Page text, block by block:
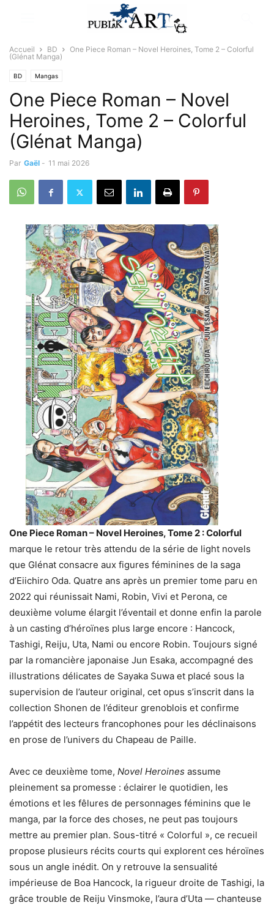
Accueil BD
One Piece Roman – Novel Heroines, Tome 2 – Colorful
(Glénat Manga)
BD Mangas
One Piece Roman – Novel
Heroines, Tome 2 – Colorful
(Glénat Manga)
Par Gaël - 11 mai 2026
One Piece Roman – Novel Heroines, Tome 2 : Colorful
marque le retour très attendu de la série de light novels
que Glénat consacre aux figures féminines de la saga
d’Eiichiro Oda. Quatre ans après un premier tome paru en
2022 qui réunissait Nami, Robin, Vivi et Perona, ce
deuxième volume élargit l’éventail et donne enfin la parole
à un casting d’héroïnes plus large encore : Hancock,
Tashigi, Reiju, Uta, Nami ou encore Robin. Toujours signé
par la romancière japonaise Jun Esaka, accompagné des
illustrations délicates de Sayaka Suwa et placé sous la
supervision de l’auteur original, cet opus s’inscrit dans la
collection Shonen de l’éditeur grenoblois et confirme
l’appétit des lecteurs francophones pour les déclinaisons
en prose de l’univers du Chapeau de Paille.
Avec ce deuxième tome, Novel Heroines assume
pleinement sa promesse : éclairer le quotidien, les
émotions et les fêlures de personnages féminins que le
manga, par la force des choses, ne peut pas toujours
mettre au premier plan. Sous-titré « Colorful », ce recueil
propose plusieurs récits courts qui explorent ces héroïnes
sous un angle inédit. On y retrouve la sensualité
impérieuse de Boa Hancock, la rigueur droite de Tashigi, la
grâce trouble de Reiju Vinsmoke, l’aura d’Uta — chanteuse